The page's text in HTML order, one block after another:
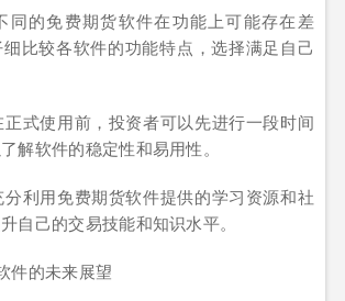
同的免费期货软件在功能上可能存在差
比较各软件的功能特点，选择满足自己
式使用前，投资者可以先进行一段时间
解软件的稳定性和易用性。
利用免费期货软件提供的学习资源和社
自己的交易技能和知识水平。
件的未来展望